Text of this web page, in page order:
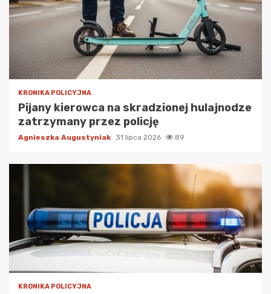
KRONIKA POLICYJNA
Pijany kierowca na skradzionej hulajnodze
zatrzymany przez policję
Agnieszka Augustyniak 31 lipca 2026 89
KRONIKA POLICYJNA